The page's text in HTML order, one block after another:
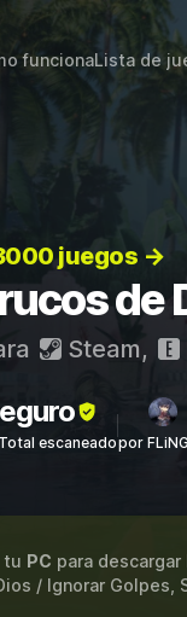
funcionaLista de
juegos →
de
Steam,
escaneadopor
tu PC para
/ Ignorar Golpes,